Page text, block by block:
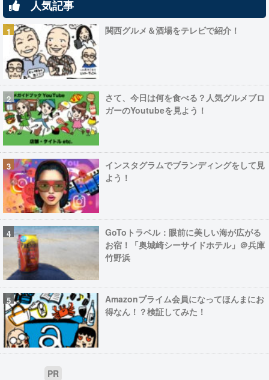
人気記事
関西グルメ＆酒場をテレビで紹介！
さて、今日は何を食べる？人気グルメブロ
ガーのYoutubeを見よう！
インスタグラムでブランディングをして見
よう！
GoToトラベル：眼前に美しい海が広がる
お宿！「奥城崎シーサイドホテル」＠兵庫
竹野浜
Amazonプライム会員になってほんまにお
得なん！？検証してみた！
PR